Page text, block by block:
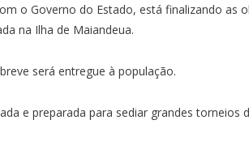
o Governo do Estado, está finalizando as
na Ilha de Maiandeua.
será entregue à população.
e preparada para sediar grandes torneios